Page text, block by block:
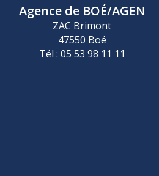
Agence de BOÉ/AGEN
ZAC Brimont
47550 Boé
Tél : 05 53 98 11 11